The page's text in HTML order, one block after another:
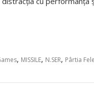
, MISSILE, N.SER, Pârtia